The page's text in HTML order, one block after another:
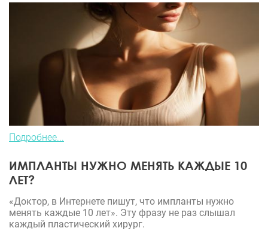
Подробнее...
ИМПЛАНТЫ НУЖНО МЕНЯТЬ КАЖДЫЕ 10
ЛЕТ?
«Доктор, в Интернете пишут, что импланты нужно
менять каждые 10 лет». Эту фразу не раз слышал
каждый пластический хирург.